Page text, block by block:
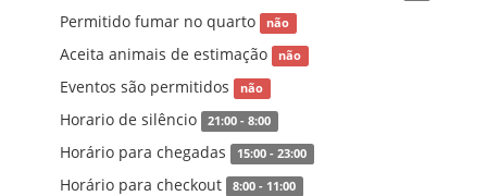
Permitido fumar no quarto não
Aceita animais de estimação não
Eventos são permitidos não
Horario de silêncio 21:00 - 8:00
Horário para chegadas 15:00 - 23:00
Horário para checkout 8:00 - 11:00